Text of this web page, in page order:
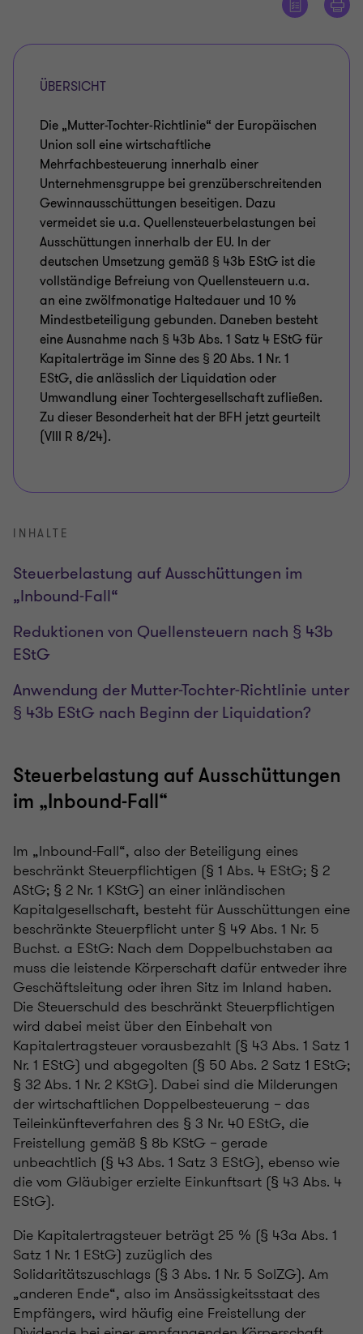
ÜBERSICHT
Die „Mutter-Tochter-Richtlinie“ der Europäischen
Union soll eine wirtschaftliche
Mehrfachbesteuerung innerhalb einer
Unternehmensgruppe bei grenzüberschreitenden
Gewinnausschüttungen beseitigen. Dazu
vermeidet sie u.a. Quellensteuerbelastungen bei
Ausschüttungen innerhalb der EU. In der
deutschen Umsetzung gemäß § 43b EStG ist die
vollständige Befreiung von Quellensteuern u.a.
an eine zwölfmonatige Haltedauer und 10 %
Mindestbeteiligung gebunden. Daneben besteht
eine Ausnahme nach § 43b Abs. 1 Satz 4 EStG für
Kapitalerträge im Sinne des § 20 Abs. 1 Nr. 1
EStG, die anlässlich der Liquidation oder
Umwandlung einer Tochtergesellschaft zufließen.
Zu dieser Besonderheit hat der BFH jetzt geurteilt
(VIII R 8/24).
INHALTE
Steuerbelastung auf Ausschüttungen im
„Inbound-Fall“
Reduktionen von Quellensteuern nach § 43b
EStG
Anwendung der Mutter-Tochter-Richtlinie unter
§ 43b EStG nach Beginn der Liquidation?
Steuerbelastung auf Ausschüttungen
im „Inbound-Fall“
Im „Inbound-Fall“, also der Beteiligung eines
beschränkt Steuerpflichtigen (§ 1 Abs. 4 EStG; § 2
AStG; § 2 Nr. 1 KStG) an einer inländischen
Kapitalgesellschaft, besteht für Ausschüttungen eine
beschränkte Steuerpflicht unter § 49 Abs. 1 Nr. 5
Buchst. a EStG: Nach dem Doppelbuchstaben aa
muss die leistende Körperschaft dafür entweder ihre
Geschäftsleitung oder ihren Sitz im Inland haben.
Die Steuerschuld des beschränkt Steuerpflichtigen
wird dabei meist über den Einbehalt von
Kapitalertragsteuer vorausbezahlt (§ 43 Abs. 1 Satz 1
Nr. 1 EStG) und abgegolten (§ 50 Abs. 2 Satz 1 EStG;
§ 32 Abs. 1 Nr. 2 KStG). Dabei sind die Milderungen
der wirtschaftlichen Doppelbesteuerung – das
Teileinkünfteverfahren des § 3 Nr. 40 EStG, die
Freistellung gemäß § 8b KStG – gerade
unbeachtlich (§ 43 Abs. 1 Satz 3 EStG), ebenso wie
die vom Gläubiger erzielte Einkunftsart (§ 43 Abs. 4
EStG).
Die Kapitalertragsteuer beträgt 25 % (§ 43a Abs. 1
Satz 1 Nr. 1 EStG) zuzüglich des
Solidaritätszuschlags (§ 3 Abs. 1 Nr. 5 SolZG). Am
„anderen Ende“, also im Ansässigkeitsstaat des
Empfängers, wird häufig eine Freistellung der